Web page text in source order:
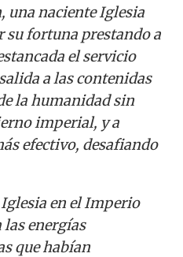
una naciente Iglesia
su fortuna prestando a
el servicio
a las contenidas
la humanidad sin
imperial, y a
efectivo, desafiando
en el Imperio
energías
que habían